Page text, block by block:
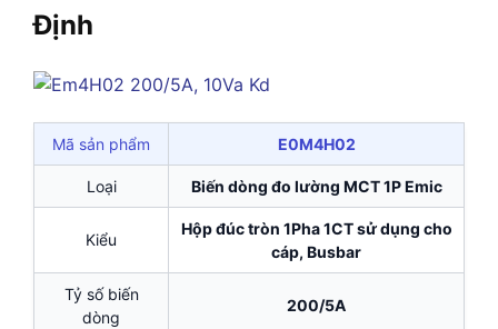
Định
Mã sản phẩm E0M4H02
Loại Biến dòng đo lường MCT 1P Emic
Kiểu
Hộp đúc tròn 1Pha 1CT sử dụng cho
cáp, Busbar
Tỷ số biến
dòng
200/5A